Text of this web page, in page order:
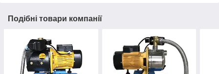
Подібні товари компанії